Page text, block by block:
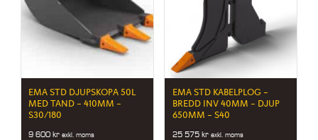
EMA STD DJUPSKOPA 50L
MED TAND – 410MM –
S30/180
9 600kr exkl. moms
EMA STD KABELPLOG –
BREDD INV 40MM – DJUP
650MM – S40
25 575 kr exkl. moms